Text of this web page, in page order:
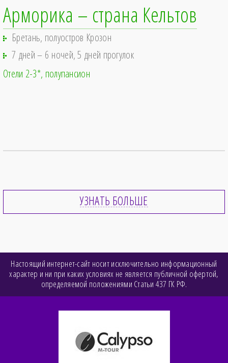
Арморика – страна Кельтов
Бретань, полуостров Крозон
7 дней – 6 ночей, 5 дней прогулок
Отели 2-3* полупансион
УЗНАТЬ БОЛЬШЕ
Настоящий интернет-сайт носит исключительно информационный
характер и ни при каких условиях не является публичной офертой,
определяемой положениями Статьи 437 ГК РФ.